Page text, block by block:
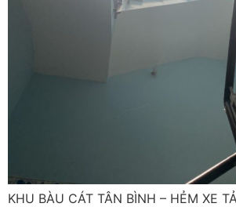
KHU BÀU CÁT TÂN BÌNH – HẺM XE